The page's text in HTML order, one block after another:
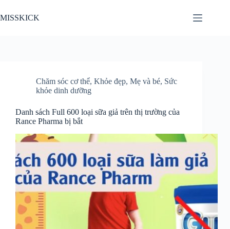
đến
phần
MISSKICK
Chăm sóc cơ thể, Khỏe đẹp, Mẹ và bé, Sức
khỏe dinh dưỡng
Danh sách Full 600 loại sữa giả trên thị trường của
Rance Pharma bị bắt